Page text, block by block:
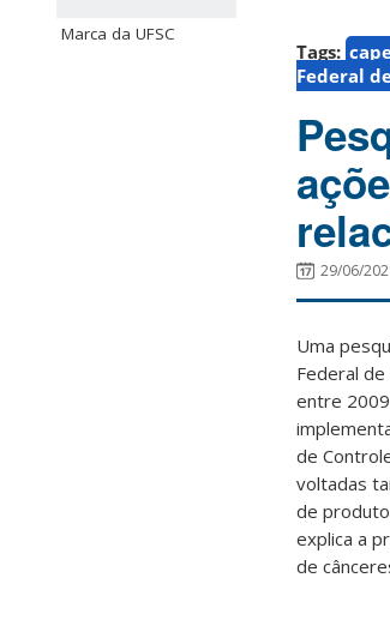
Marca da UFSC
Tags:
Federal
29/06/
Uma
Federal
entre
de
voltadas
de
explica a
de